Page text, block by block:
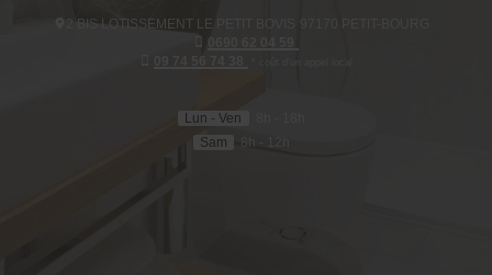
2 BIS LOTISSEMENT LE PETIT BOVIS
0690 62 04 59
Lun - Ven
Sam
8h - 12h